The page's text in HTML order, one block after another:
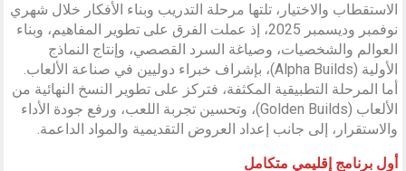
الاستقطاب والاختيار، تلتها مرحلة التدريب وبناء الأفكار خلال شهري
نوفمبر وديسمبر 2025، إذ عملت الفرق على تطوير المفاهيم، وبناء
العوالم والشخصيات، وصياغة السرد القصصي، وإنتاج النماذج
الأولية (Alpha Builds)، بإشراف خبراء دوليين في صناعة الألعاب.
أما المرحلة التطبيقية المكثفة، فتركز على تطوير النسخ النهائية من
الألعاب (Golden Builds)، وتحسين تجربة اللعب، ورفع جودة الأداء
والاستقرار، إلى جانب إعداد العروض التقديمية والمواد الداعمة.
أول برنامج إقليمي متكامل